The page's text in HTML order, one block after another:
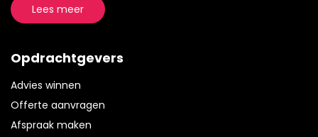
Lees meer
Opdrachtgevers
Advies winnen
Offerte aanvragen
Afspraak maken